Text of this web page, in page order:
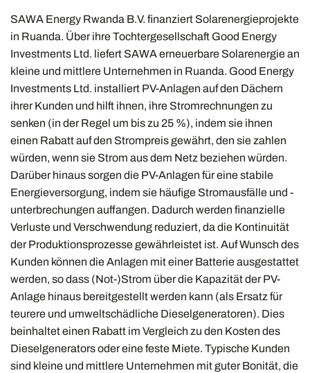
SAWA Energy Rwanda B.V. finanziert Solarenergieprojekte
in Ruanda. Über ihre Tochtergesellschaft Good Energy
Investments Ltd. liefert SAWA erneuerbare Solarenergie an
kleine und mittlere Unternehmen in Ruanda. Good Energy
Investments Ltd. installiert PV-Anlagen auf den Dächern
ihrer Kunden und hilft ihnen, ihre Stromrechnungen zu
senken (in der Regel um bis zu 25 %), indem sie ihnen
einen Rabatt auf den Strompreis gewährt, den sie zahlen
würden, wenn sie Strom aus dem Netz beziehen würden.
Darüber hinaus sorgen die PV-Anlagen für eine stabile
Energieversorgung, indem sie häufige Stromausfälle und -
unterbrechungen auffangen. Dadurch werden finanzielle
Verluste und Verschwendung reduziert, da die Kontinuität
der Produktionsprozesse gewährleistet ist. Auf Wunsch des
Kunden können die Anlagen mit einer Batterie ausgestattet
werden, so dass (Not-)Strom über die Kapazität der PV-
Anlage hinaus bereitgestellt werden kann (als Ersatz für
teurere und umweltschädliche Dieselgeneratoren). Dies
beinhaltet einen Rabatt im Vergleich zu den Kosten des
Dieselgenerators oder eine feste Miete. Typische Kunden
sind kleine und mittlere Unternehmen mit guter Bonität, die